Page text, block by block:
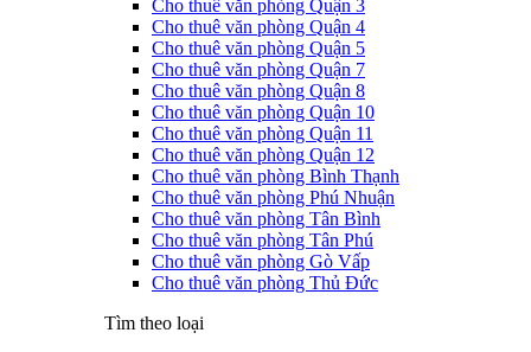
Cho thuê văn phòng Quận 3
Cho thuê văn phòng Quận 4
Cho thuê văn phòng Quận 5
Cho thuê văn phòng Quận 7
Cho thuê văn phòng Quận 8
Cho thuê văn phòng Quận 10
Cho thuê văn phòng Quận 11
Cho thuê văn phòng Quận 12
Cho thuê văn phòng Bình Thạnh
Cho thuê văn phòng Phú Nhuận
Cho thuê văn phòng Tân Bình
Cho thuê văn phòng Tân Phú
Cho thuê văn phòng Gò Vấp
Cho thuê văn phòng Thủ Đức
Tìm theo loại